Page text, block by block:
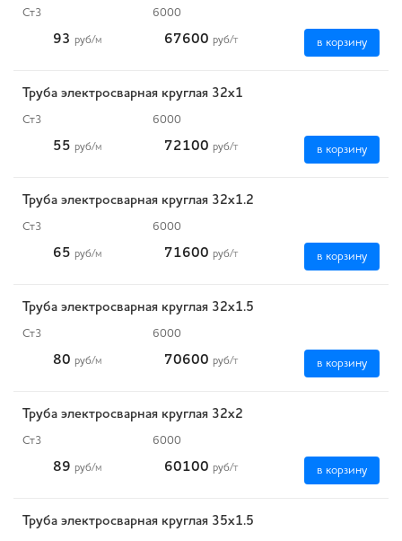
Ст3 6000
93 руб/м 67600 руб/т в корзину
Труба электросварная круглая 32х1
Ст3 6000
55 руб/м 72100 руб/т в корзину
Труба электросварная круглая 32х1.2
Ст3 6000
65 руб/м 71600 руб/т в корзину
Труба электросварная круглая 32х1.5
Ст3 6000
80 руб/м 70600 руб/т в корзину
Труба электросварная круглая 32х2
Ст3 6000
89 руб/м 60100 руб/т в корзину
Труба электросварная круглая 35х1.5